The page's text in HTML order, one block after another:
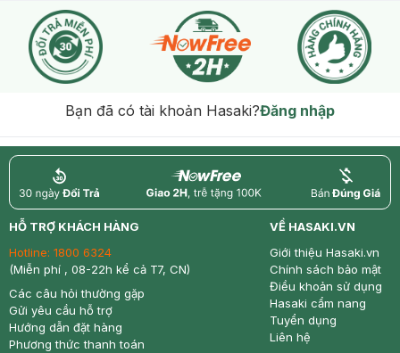
Bạn đã có tài khoản Hasaki?Đăng nhập
return nowfree price
HỖ TRỢ KHÁCH HÀNG
Hotline: 1800 6324
(Miễn phí , 08-22h kể cả T7, CN)
Các câu hỏi thường gặp
Gửi yêu cầu hỗ trợ
Hướng dẫn đặt hàng
Phương thức thanh toán
VỀ HASAKI.VN
Giới thiệu Hasaki.vn
Chính sách bảo mật
Điều khoản sử dụng
Hasaki cẩm nang
Tuyển dụng
Liên hệ